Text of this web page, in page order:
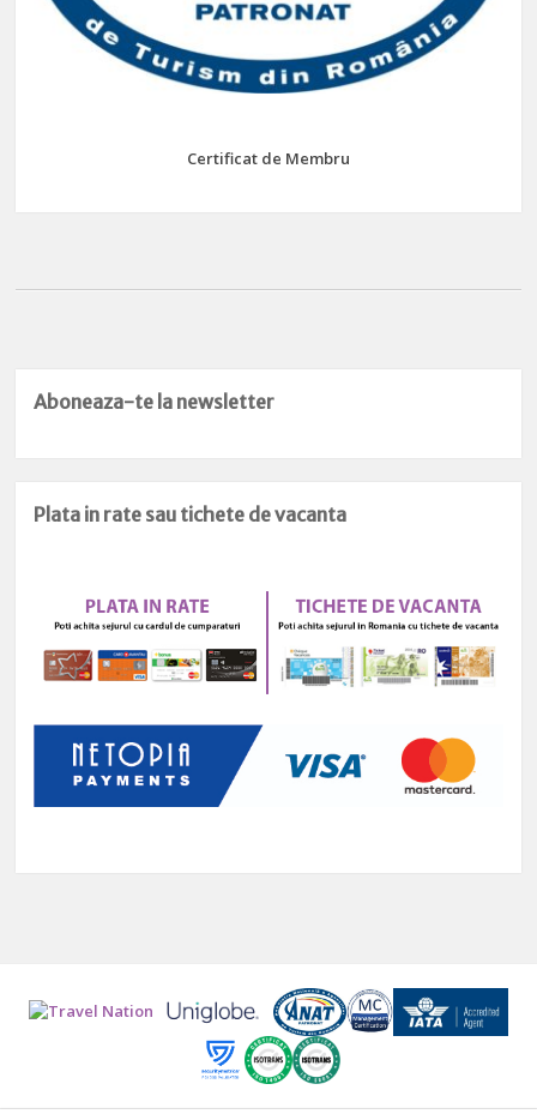
Certificat de Membru
Aboneaza-te la newsletter
Plata in rate sau tichete de vacanta